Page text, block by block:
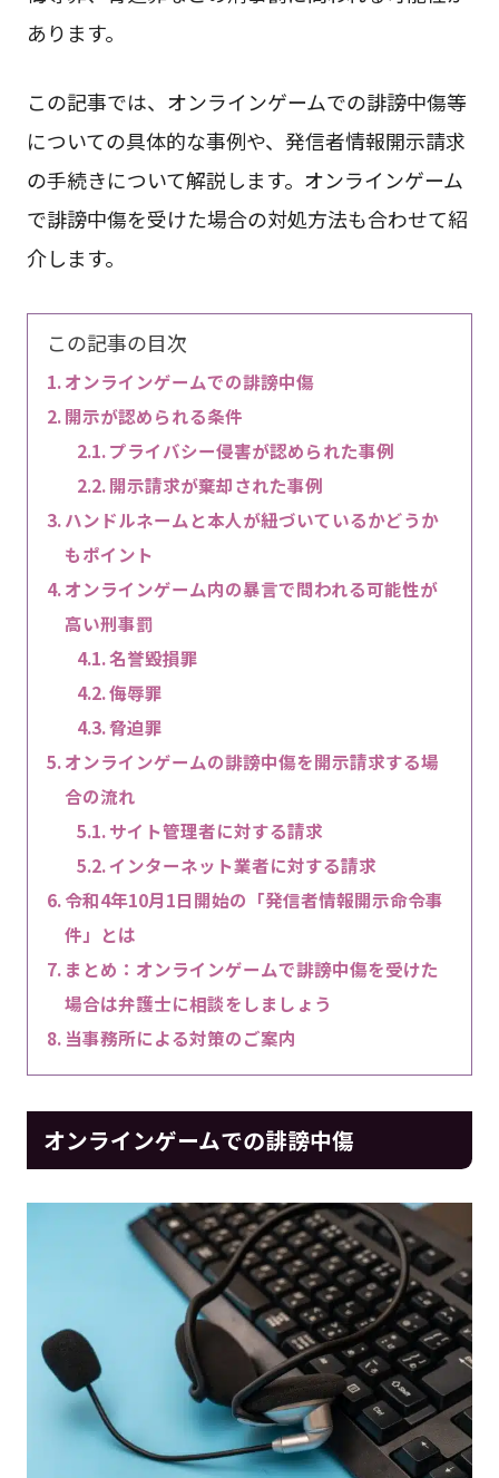
あります。
この記事では、オンラインゲームでの誹謗中傷等
についての具体的な事例や、発信者情報開示請求
の手続きについて解説します。オンラインゲーム
で誹謗中傷を受けた場合の対処方法も合わせて紹
介します。
この記事の目次
オンラインゲームでの誹謗中傷
開示が認められる条件
プライバシー侵害が認められた事例
開示請求が棄却された事例
ハンドルネームと本人が紐づいているかどうか
もポイント
オンラインゲーム内の暴言で問われる可能性が
高い刑事罰
名誉毀損罪
侮辱罪
脅迫罪
オンラインゲームの誹謗中傷を開示請求する場
合の流れ
サイト管理者に対する請求
インターネット業者に対する請求
令和4年10月1日開始の「発信者情報開示命令事
件」とは
まとめ：オンラインゲームで誹謗中傷を受けた
場合は弁護士に相談をしましょう
当事務所による対策のご案内
オンラインゲームでの誹謗中傷